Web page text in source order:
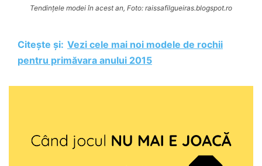
Tendințele modei în acest an, Foto: raissafilgueiras.blogspot.ro
Citește și: Vezi cele mai noi modele de rochii
pentru primăvara anului 2015